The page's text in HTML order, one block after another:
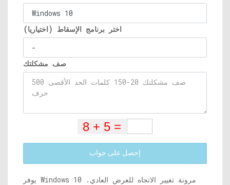
اختر برنامج الإسقاط (اختياريا)
صف مشكلتك
إحصل على جواب
يوفر Windows 10 مرونة تغيير الاتجاه للعرض العادي.